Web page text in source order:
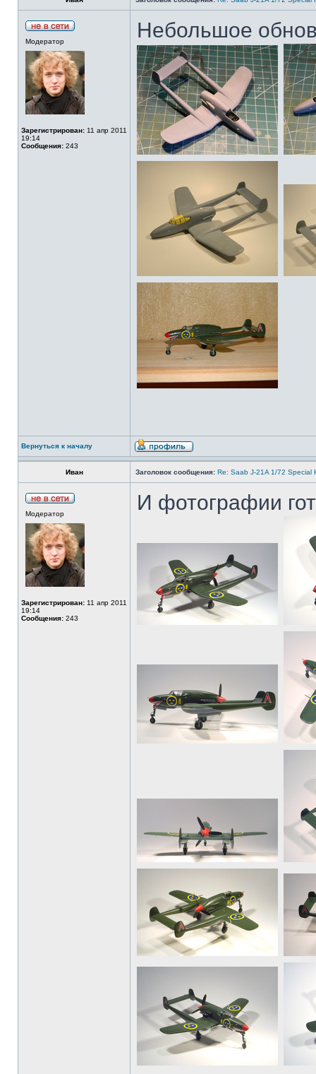
Модератор
Зарегистрирован: 11 апр 2011
19:14
Сообщения: 243
Небольшое
Вернуться к началу
Иван Заголовок сообщения: Re: Saab J-21A 1/72 Special
Модератор
Зарегистрирован: 11 апр 2011
19:14
Сообщения: 243
И фотографии